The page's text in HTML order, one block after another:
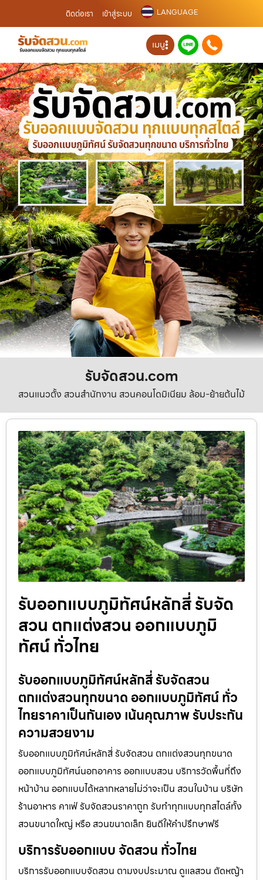
ติดต่อเรา เข้าสู่ระบบ LANGUAGE
เมนู
รับจัดสวน.com
สวนแนวตั้ง สวนสำนักงาน สวนคอนโดมิเนียม ล้อม-ย้ายต้นไม้
รับออกแบบภูมิทัศน์หลักสี่ รับจัด
สวน ตกแต่งสวน ออกแบบภูมิ
ทัศน์ ทั่วไทย
รับออกแบบภูมิทัศน์หลักสี่ รับจัดสวน
ตกแต่งสวนทุกขนาด ออกแบบภูมิทัศน์ ทั่ว
ไทยราคาเป็นกันเอง เน้นคุณภาพ รับประกัน
ความสวยงาม
รับออกแบบภูมิทัศน์หลักสี่ รับจัดสวน ตกแต่งสวนทุกขนาด
ออกแบบภูมิทัศน์นอกอาคาร ออกแบบสวน บริการวัดพื้นที่ถึง
หน้าบ้าน ออกแบบได้หลากหลายไม่ว่าจะเป็น สวนในบ้าน บริษัท
ร้านอาหาร คาเฟ่ รับจัดสวนราคาถูก รับทำทุกแบบทุกสไตล์ทั้ง
สวนขนาดใหญ่ หรือ สวนขนาดเล็ก ยินดีให้คำปรึกษาฟรี
บริการรับออกแบบ จัดสวน ทั่วไทย
บริการรับออกแบบจัดสวน ตามงบประมาณ ดูเเลสวน ตัดหญ้า